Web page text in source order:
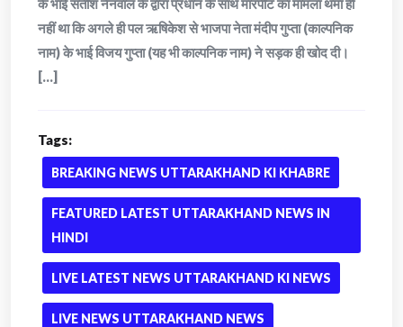
के भाई सतीश नैनवाल के द्वारा प्रधान के साथ मारपीट का मामला थमा ही
नहीं था कि अगले ही पल ऋषिकेश से भाजपा नेता मंदीप गुप्ता (काल्पनिक
नाम) के भाई विजय गुप्ता (यह भी काल्पनिक नाम) ने सड़क ही खोद दी।
[...]
Tags:
BREAKING NEWS UTTARAKHAND KI KHABRE
FEATURED LATEST UTTARAKHAND NEWS IN
HINDI
LIVE LATEST NEWS UTTARAKHAND KI NEWS
LIVE NEWS UTTARAKHAND NEWS